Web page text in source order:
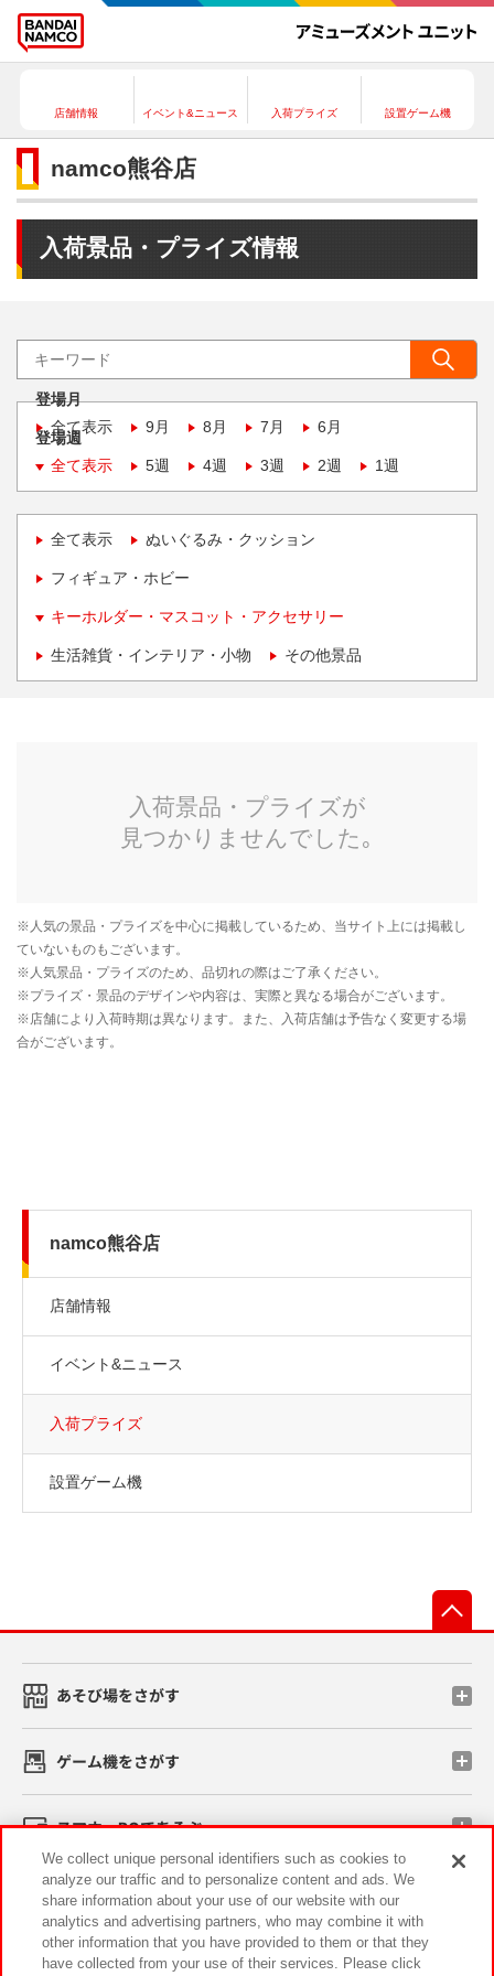
店舗情報 イベント&ニュース 入荷プライズ 設置ゲーム機
namco熊谷店
入荷景品・プライズ情報
登場月
全て表示
9月 8月 7月 6月
登場週
全て表示
5週 4週 3週 2週 1週
全て表示 ぬいぐるみ・クッション
フィギュア・ホビー
キーホルダー・マスコット・アクセサリー
生活雑貨・インテリア・小物 その他景品
namco熊谷店
店舗情報
イベント&ニュース
入荷プライズ
設置ゲーム機
あそび場をさがす
ゲーム機をさがす
スマホ・PCであそぶ
イベント・キャンペーン
We collect unique personal identifiers such as cookies to
analyze our traffic and to personalize content and ads. We
share information about your use of our website with our
analytics and advertising partners, who may combine it with
other information that you have provided to them or that they
have collected from your use of their services. Please click